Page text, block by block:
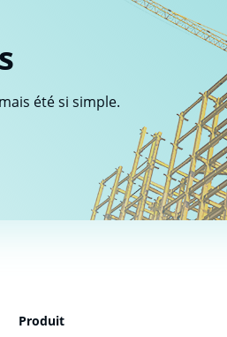
été si simple.
Produit